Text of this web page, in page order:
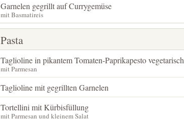
Garnelen gegrillt auf Currygemüse
mit Basmatireis
Pasta
Taglioline in pikantem Tomaten-Paprikapesto vegetarisch
mit Parmesan
Taglioline mit gegrillten Garnelen
Tortellini mit Kürbisfüllung
mit Parmesan und kleinem Salat